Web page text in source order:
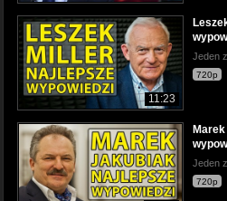
11:23
Jeden
720p
Jeden
720p